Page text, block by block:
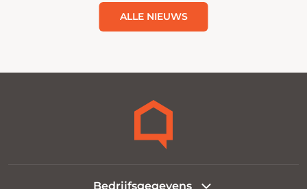
ALLE NIEUWS
Bedrijfsgegevens